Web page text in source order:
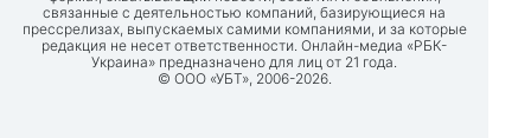
связанные с деятельностью компаний, базирующиеся на
прессрелизах, выпускаемых самими компаниями, и за которые
редакция не несет ответственности. Онлайн-медиа «РБК-
Украина» предназначено для лиц от 21 года.
© ООО «УБТ», 2006-2026.